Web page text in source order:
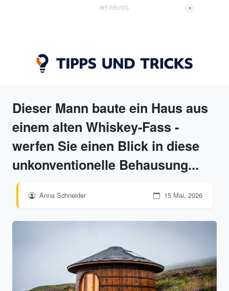
WERBUNG X
Dieser Mann baute ein Haus aus
einem alten Whiskey-Fass -
werfen Sie einen Blick in diese
unkonventionelle Behausung...
Anna Schneider 15 Mai, 2026